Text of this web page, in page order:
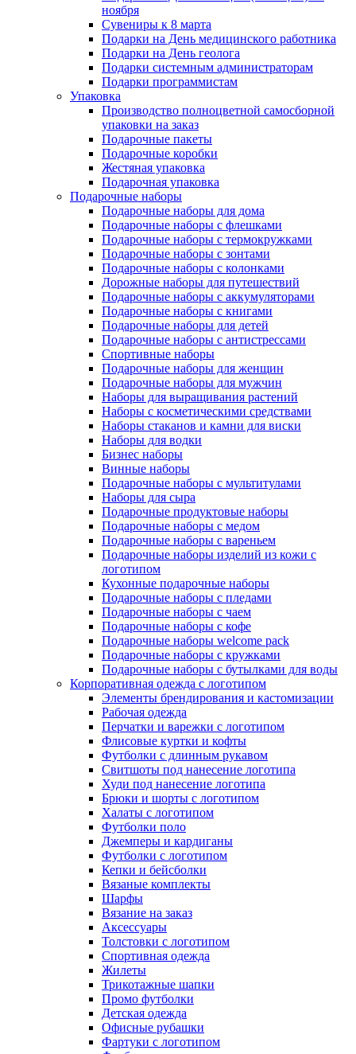
ноября
Сувениры к 8 марта
Подарки на День медицинского работника
Подарки на День геолога
Подарки системным администраторам
Подарки программистам
Упаковка
Производство полноцветной самосборной
упаковки на заказ
Подарочные пакеты
Подарочные коробки
Жестяная упаковка
Подарочная упаковка
Подарочные наборы
Подарочные наборы для дома
Подарочные наборы с флешками
Подарочные наборы с термокружками
Подарочные наборы с зонтами
Подарочные наборы с колонками
Дорожные наборы для путешествий
Подарочные наборы с аккумуляторами
Подарочные наборы с книгами
Подарочные наборы для детей
Подарочные наборы с антистрессами
Спортивные наборы
Подарочные наборы для женщин
Подарочные наборы для мужчин
Наборы для выращивания растений
Наборы с косметическими средствами
Наборы стаканов и камни для виски
Наборы для водки
Бизнес наборы
Винные наборы
Подарочные наборы с мультитулами
Наборы для сыра
Подарочные продуктовые наборы
Подарочные наборы с медом
Подарочные наборы с вареньем
Подарочные наборы изделий из кожи с
логотипом
Кухонные подарочные наборы
Подарочные наборы с пледами
Подарочные наборы с чаем
Подарочные наборы с кофе
Подарочные наборы welcome pack
Подарочные наборы с кружками
Подарочные наборы с бутылками для воды
Корпоративная одежда с логотипом
Элементы брендирования и кастомизации
Рабочая одежда
Перчатки и варежки с логотипом
Флисовые куртки и кофты
Футболки с длинным рукавом
Свитшоты под нанесение логотипа
Худи под нанесение логотипа
Брюки и шорты с логотипом
Халаты с логотипом
Футболки поло
Джемперы и кардиганы
Футболки с логотипом
Кепки и бейсболки
Вязаные комплекты
Шарфы
Вязание на заказ
Аксессуары
Толстовки с логотипом
Спортивная одежда
Жилеты
Трикотажные шапки
Промо футболки
Детская одежда
Офисные рубашки
Фартуки с логотипом